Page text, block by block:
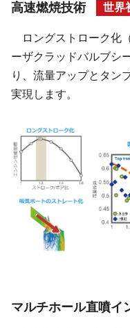
高速燃焼技術 世界
ロングストローク化
ーザクラッドバルブシ
り、流量アップとタン
実現します。
マルチホール直噴イ